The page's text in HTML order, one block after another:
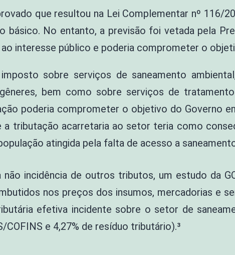
que resultou na Lei Complementar nº 116/
básico. No entanto, a previsão foi vetada pela
interesse público e poderia comprometer o
sobre serviços de saneamento
bem como sobre serviços de
poderia comprometer o objetivo do Governo
a tributação acarretaria ao setor teria como
atingida pela falta de acesso a
não incidência de outros tributos, um estudo da
nos preços dos insumos, mercadorias e
efetiva incidente sobre o setor de
COFINS e 4,27% de resíduo tributário).³